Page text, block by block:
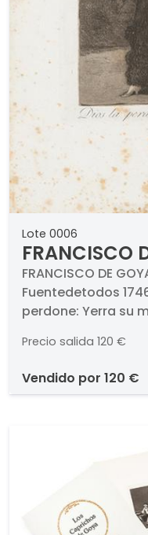
Lote 0006
FRANCISCO
LUCIENTES -
FRANCISCO DE
Fuentedetodos
perdone: Yerra su
y numerado (16.).
Precio salida 120 €
vendido por 120 €